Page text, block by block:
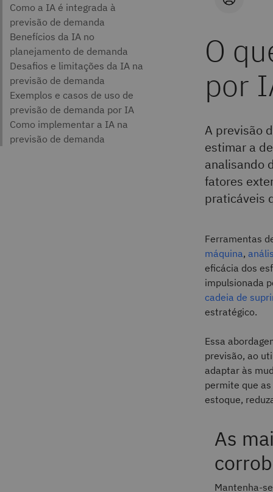
O
por
A previsão
estimar a
analisando
fatores
praticáveis
Ferramentas
máquina,
eficácia dos
impulsionada
cadeia de
estratégico.
Essa
previsão, ao
adaptar às
permite que
estoque,
As
Mantenha-